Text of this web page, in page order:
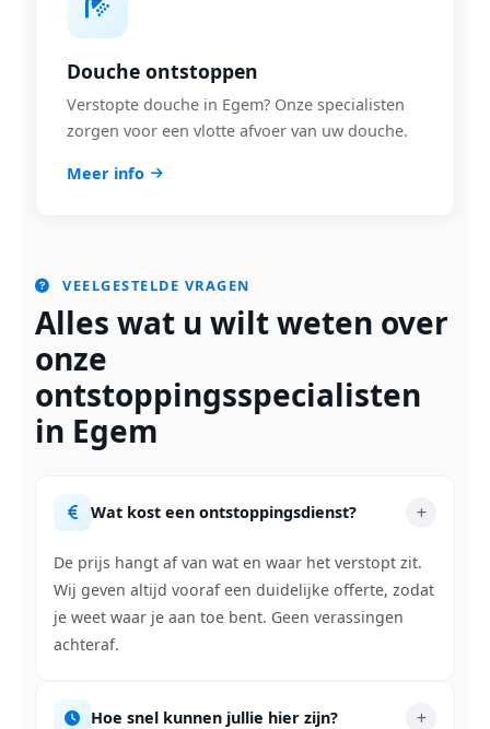
Douche ontstoppen
Verstopte douche in Egem? Onze specialisten
zorgen voor een vlotte afvoer van uw douche.
Meer info
VEELGESTELDE VRAGEN
Alles wat u wilt weten over
onze
ontstoppingsspecialisten
in Egem
Wat kost een ontstoppingsdienst?
De prijs hangt af van wat en waar het verstopt zit.
Wij geven altijd vooraf een duidelijke offerte, zodat
je weet waar je aan toe bent. Geen verassingen
achteraf.
Hoe snel kunnen jullie hier zijn?